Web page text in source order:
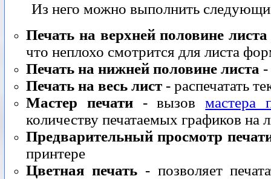
Из него можно выполнить
Печать на верхней половине листа
что неплохо смотрится для листа
Печать на нижней половине листа
Печать на весь лист- распечатать
Мастер печати- вызовмастера
количеству печатаемых графиков на
Предварительный просмотр
принтере
Цветная печать - позволяет